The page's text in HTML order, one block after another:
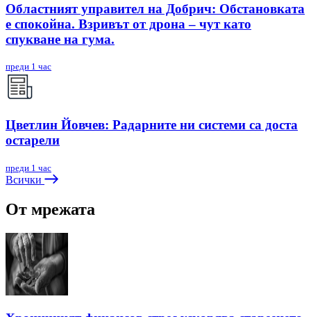
Областният управител на Добрич: Обстановката
е спокойна. Взривът от дрона – чут като
спукване на гума.
преди 1 час
Цветлин Йовчев: Радарните ни системи са доста
остарели
преди 1 час
Всички
От мрежата